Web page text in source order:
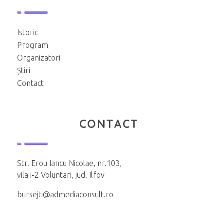
Istoric
Program
Organizatori
Știri
Contact
CONTACT
Str. Erou Iancu Nicolae, nr.103,
vila i-2 Voluntari, jud. Ilfov
bursejti@admediaconsult.ro